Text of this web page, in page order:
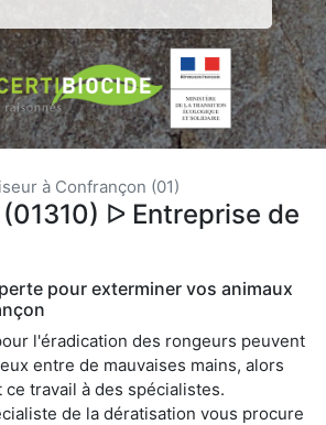
à Confrançon (01)
ᐅ Entreprise de
pour exterminer vos animaux
l'éradication des rongeurs peuvent
entre de mauvaises mains, alors
travail à des spécialistes.
de la dératisation vous procure